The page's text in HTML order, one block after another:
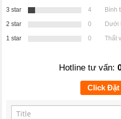
3 star
4
Bình
2 star
0
Dưới
1 star
0 Thất
Hotline tư vấn:
Click Đặt